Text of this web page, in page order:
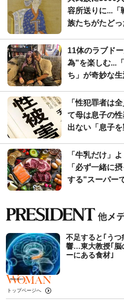
容所送りに...「
族たちがたど
11体のラブド
為"を楽しむ...
ち」が奇妙な
「性犯罪者は
て母は息子の
出ない「息子
「牛乳だけ」
「必ず一緒に
する"スーパー
不足すると｢う
響…東大教授｢脳
ーにある食材｣
トップページへ